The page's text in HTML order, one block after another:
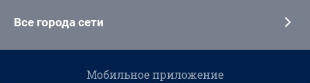
Все города сети
Мобильное приложение